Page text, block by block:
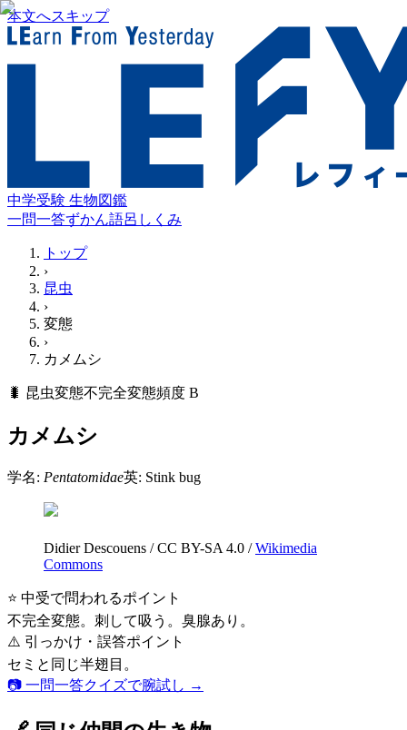
本文へスキップ
中学受験 生物図鑑
一問一答ずかん語呂 しくみ
トップ
›
昆虫
›
変態
›
カメムシ
🐛 昆虫変態不完全変態頻度 B
カメムシ
学名: Pentatomidae英: Stink bug
Didier Descouens /CC BY-SA 4.0 / Wikimedia
Commons
⭐ 中受で問われるポイント
不完全変態。刺して吸う。臭腺あり。
⚠️ 引っかけ・誤答ポイント
セミと同じ半翅目。
📷 一問一答クイズで腕試し →